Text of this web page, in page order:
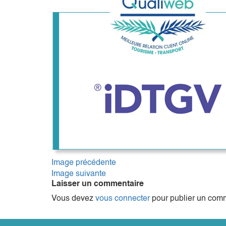
Image précédente
Image suivante
Laisser un commentaire
Vous devez vous connecterpour publier un